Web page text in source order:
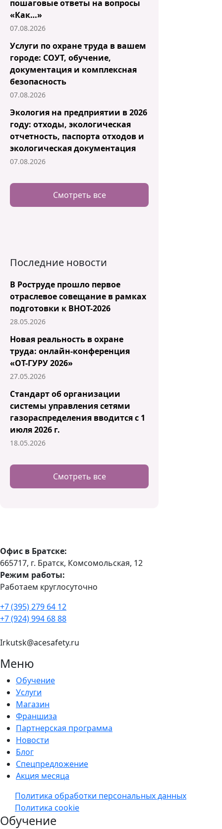
пошаговые ответы на вопросы
«Как…»
07.08.2026
Услуги по охране труда в вашем
городе: СОУТ, обучение,
документация и комплексная
безопасность
07.08.2026
Экология на предприятии в 2026
году: отходы, экологическая
отчетность, паспорта отходов и
экологическая документация
07.08.2026
Смотреть все
Последние новости
В Роструде прошло первое
отраслевое совещание в рамках
подготовки к ВНОТ-2026
28.05.2026
Новая реальность в охране
труда: онлайн-конференция
«ОТ-ГУРУ 2026»
27.05.2026
Стандарт об организации
системы управления сетями
газораспределения вводится с 1
июля 2026 г.
18.05.2026
Смотреть все
Офис в Братске:
665717, г. Братск, Комсомольская, 12
Режим работы:
Работаем круглосуточно
+7 (395) 279 64 12
+7 (924) 994 68 88
Irkutsk@acesafety.ru
Меню
Обучение
Услуги
Магазин
Франшиза
Партнерская программа
Новости
Блог
Спецпредложение
Акция месяца
Политика обработки персональных данных
Политика cookie
Обучение